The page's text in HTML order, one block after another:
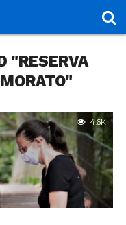
"RESERVA
4.6K